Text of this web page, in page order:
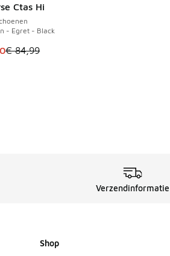
aanbieding Prijs verlaagd van €
Ctas Hi
- Egret - Black
is in de uitverkoop. Dit artikel is in
€ 84,99
€ 29
Verzendinformatie
Shop